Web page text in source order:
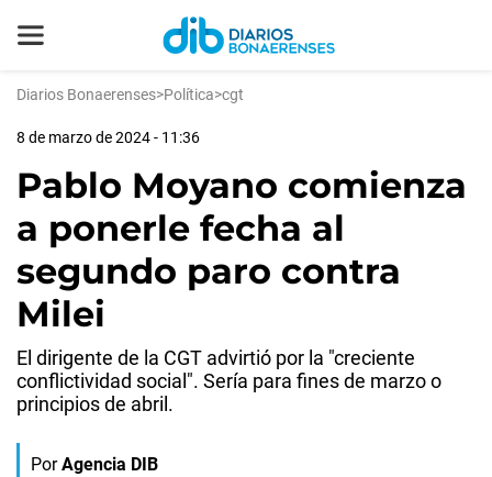
Diarios Bonaerenses>Política>cgt
8 de marzo de 2024 - 11:36
Pablo Moyano comienza
a ponerle fecha al
segundo paro contra
Milei
El dirigente de la CGT advirtió por la "creciente
conflictividad social". Sería para fines de marzo o
principios de abril.
Por Agencia DIB